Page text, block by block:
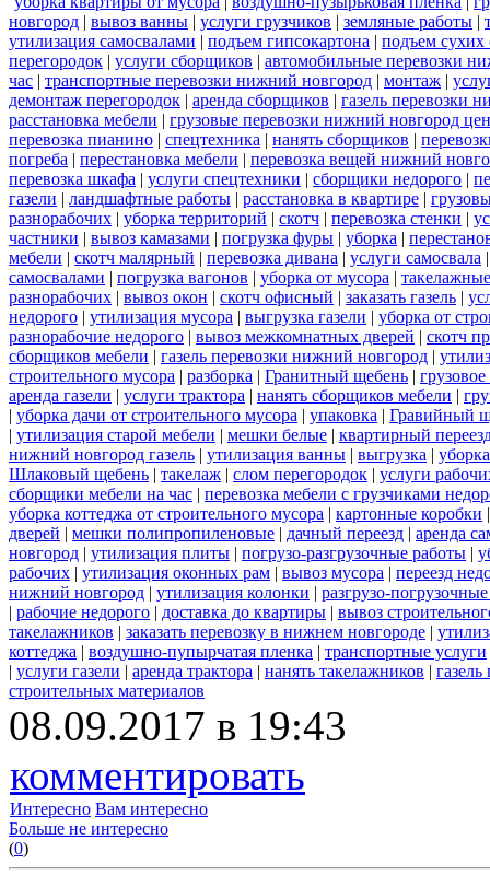
новгород | вывоз ванны | услуги грузчиков | земляные работы |
утилизация самосвалами | подъем гипсокартона | подъем сухих
перегородок | услуги сборщиков | автомобильные перевозки
час | транспортные перевозки нижний новгород | монтаж |
демонтаж перегородок | аренда сборщиков | газель перевозки
расстановка мебели | грузовые перевозки нижний новгород
перевозка пианино | спецтехника | нанять сборщиков |
погреба | перестановка мебели | перевозка вещей нижний
перевозка шкафа | услуги спецтехники | сборщики недорого |
газели | ландшафтные работы | расстановка в квартире |
разнорабочих | уборка территорий | скотч | перевозка стенки |
частники | вывоз камазами | погрузка фуры | уборка |
мебели | скотч малярный | перевозка дивана | услуги самосвала
самосвалами | погрузка вагонов | уборка от мусора |
разнорабочих | вывоз окон | скотч офисный | заказать газель |
недорого | утилизация мусора | выгрузка газели | уборка от
разнорабочие недорого | вывоз межкомнатных дверей | скотч
сборщиков мебели | газель перевозки нижний новгород |
строительного мусора | разборка | Гранитный щебень | грузовое
аренда газели | услуги трактора | нанять сборщиков мебели |
| уборка дачи от строительного мусора | упаковка | Гравийный
| утилизация старой мебели | мешки белые | квартирный
нижний новгород газель | утилизация ванны | выгрузка |
Шлаковый щебень | такелаж | слом перегородок | услуги
сборщики мебели на час | перевозка мебели с грузчиками
уборка коттеджа от строительного мусора | картонные коробки
дверей | мешки полипропиленовые | дачный переезд | аренда
новгород | утилизация плиты | погрузо-разгрузочные работы |
рабочих | утилизация оконных рам | вывоз мусора | переезд
нижний новгород | утилизация колонки | разгрузо-
| рабочие недорого | доставка до квартиры | вывоз
такелажников | заказать перевозку в нижнем новгороде |
коттеджа | воздушно-пупырчатая пленка | транспортные услуги
| услуги газели | аренда трактора | нанять такелажников |
строительных материалов
08.09.2017 в 19:43
комментировать
Интересно Вам интересно
Больше не интересно
(0)